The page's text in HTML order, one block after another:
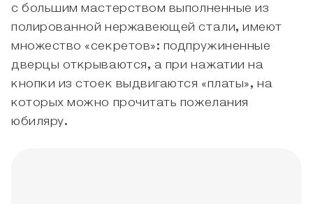
с большим мастерством выполненные из
полированной нержавеющей стали, имеют
множество «секретов»: подпружиненные
дверцы открываются, а при нажатии на
кнопки из стоек выдвигаются «платы», на
которых можно прочитать пожелания
юбиляру.